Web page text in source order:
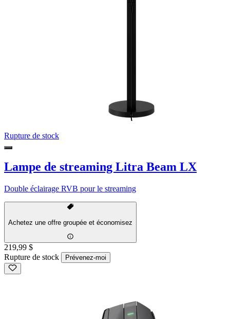
Rupture de stock
Lampe de streaming Litra Beam LX
Double éclairage RVB pour le streaming
Achetez une offre groupée et économisez
219,99 $
Rupture de stock
Prévenez-moi